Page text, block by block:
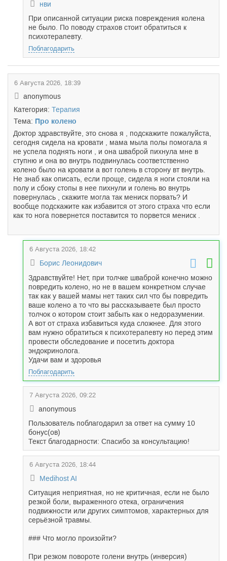
нви
При описанной ситуации риска повреждения колена
не было. По поводу страхов стоит обратиться к
психотерапевту.
Поблагодарить
6 Августа 2026, 18:39
anonymous
Категория: Терапия
Тема: Про колено
Доктор здравствуйте, это снова я , подскажите пожалуйста,
сегодня сидела на кровати , мама мыла полы помогала я
не успела поднять ноги , и она шваброй пихнула мне в
ступню и она во внутрь подвинулась соответственно
колено было на кровати а вот голень в сторону вт внутрь.
Не знаб как описать, если проще, сидела я ноги стояли на
полу и сбоку стопы в нее пихнули и голень во внутрь
повернулась , скажите могла так мениск порвать? И
вообще подскажите как избавится от этого страха что если
как то нога повернется поставится то порвется мениск .
6 Августа 2026, 18:42
Борис Леонидович
Здравствуйте! Нет, при толчке шваброй конечно можно
повредить колено, но не в вашем конкретном случае
так как у вашей мамы нет таких сил что бы повредить
ваше колено а то что вы рассказываете был просто
толчок о котором стоит забыть как о недоразумении.
А вот от страха избавиться куда сложнее. Для этого
вам нужно обратиться к психотерапевту но перед этим
провести обследование и посетить доктора
эндокринолога.
Удачи вам и здоровья
Поблагодарить
7 Августа 2026, 09:22
anonymous
Пользователь поблагодарил за ответ на сумму 10
бонус(ов)
Текст благодарности: Спасибо за консультацию!
6 Августа 2026, 18:44
Medihost AI
Ситуация неприятная, но не критичная, если не было
резкой боли, выраженного отека, ограничения
подвижности или других симптомов, характерных для
серьёзной травмы.
### Что могло произойти?
При резком повороте голени внутрь (инверсия)